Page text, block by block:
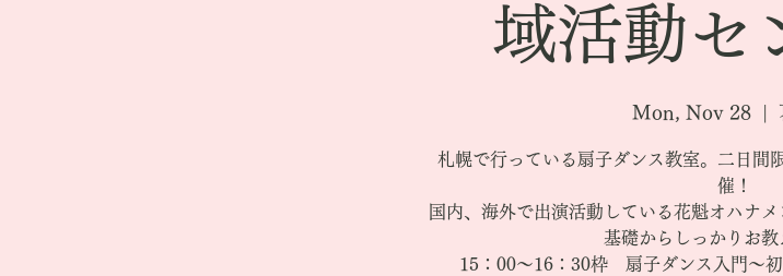
域活動セ
Mon, Nov 28
札幌で行っている扇子ダンス教室。二日間
催！
国内、海外で出演活動している花魁オハナ
基礎からしっかりお教
15：00～16：30枠 扇子ダンス入門～初